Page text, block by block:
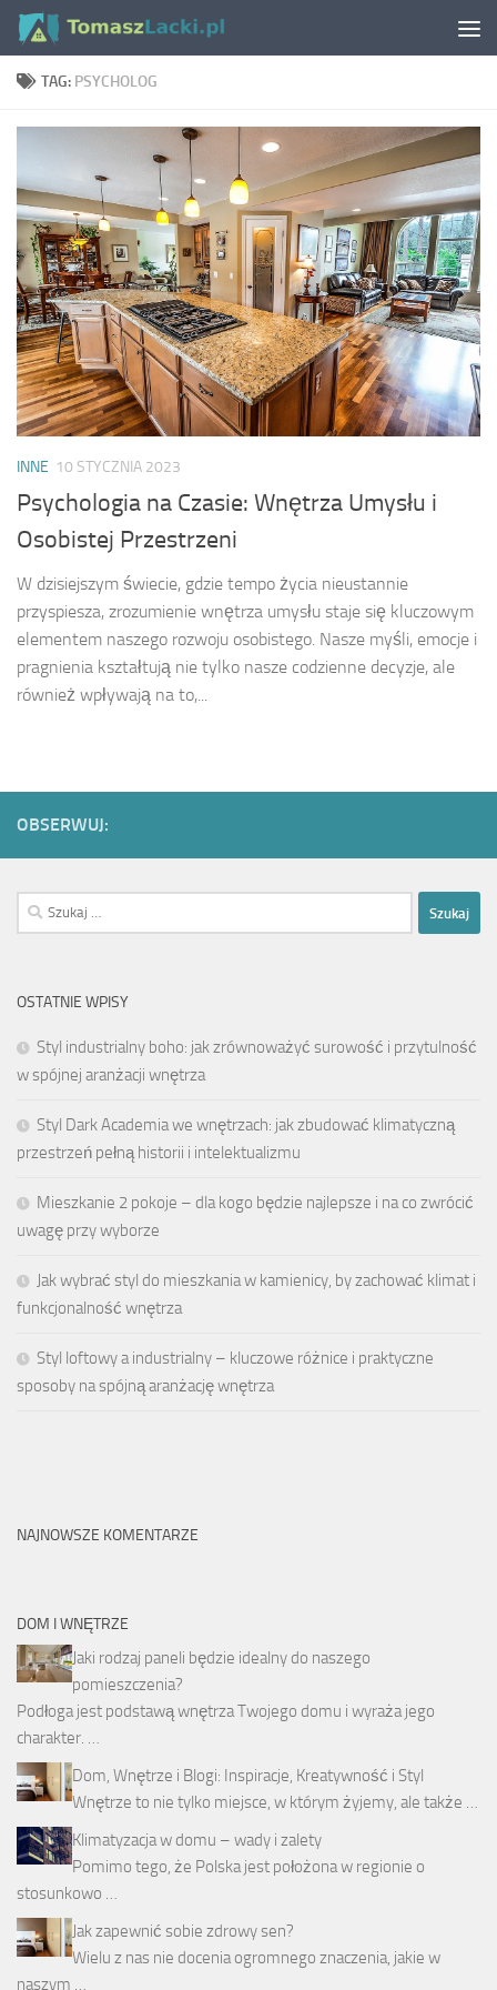
Skip to content
TAG: PSYCHOLOG
INNE 10 STYCZNIA 2023
Psychologia na Czasie: Wnętrza Umysłu i
Osobistej Przestrzeni
W dzisiejszym świecie, gdzie tempo życia nieustannie
przyspiesza, zrozumienie wnętrza umysłu staje się kluczowym
elementem naszego rozwoju osobistego. Nasze myśli, emocje i
pragnienia kształtują nie tylko nasze codzienne decyzje, ale
również wpływają na to,...
OBSERWUJ:
Szukaj:
OSTATNIE WPISY
Styl industrialny boho: jak zrównoważyć surowość i przytulność
w spójnej aranżacji wnętrza
Styl Dark Academia we wnętrzach: jak zbudować klimatyczną
przestrzeń pełną historii i intelektualizmu
Mieszkanie 2 pokoje – dla kogo będzie najlepsze i na co zwrócić
uwagę przy wyborze
Jak wybrać styl do mieszkania w kamienicy, by zachować klimat i
funkcjonalność wnętrza
Styl loftowy a industrialny – kluczowe różnice i praktyczne
sposoby na spójną aranżację wnętrza
NAJNOWSZE KOMENTARZE
DOM I WNĘTRZE
Jaki rodzaj paneli będzie idealny do naszego
pomieszczenia?
Podłoga jest podstawą wnętrza Twojego domu i wyraża jego
charakter. …
Dom, Wnętrze i Blogi: Inspiracje, Kreatywność i Styl
Wnętrze to nie tylko miejsce, w którym żyjemy, ale także …
Klimatyzacja w domu – wady i zalety
Pomimo tego, że Polska jest położona w regionie o
stosunkowo …
Jak zapewnić sobie zdrowy sen?
Wielu z nas nie docenia ogromnego znaczenia, jakie w
naszym …